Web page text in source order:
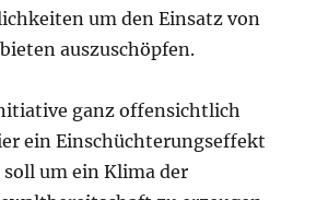
um den Einsatz von
auszuschöpfen.
ganz offensichtlich
ein Einschüchterungseffekt
um ein Klima der